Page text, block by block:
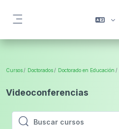
Cursos Doctorados Doctorado en Educación
Videoconferencias
Buscar cursos